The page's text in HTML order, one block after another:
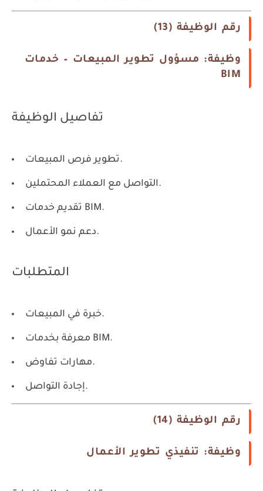
رقم الوظيفة (13)
وظيفة: مسؤول تطوير المبيعات – خدمات
BIM
تفاصيل الوظيفة
تطوير فرص المبيعات.
التواصل مع العملاء المحتملين.
تقديم خدمات BIM.
دعم نمو الأعمال.
المتطلبات
خبرة في المبيعات.
معرفة بخدمات BIM.
مهارات تفاوض.
إجادة التواصل.
رقم الوظيفة (14)
وظيفة: تنفيذي تطوير الأعمال